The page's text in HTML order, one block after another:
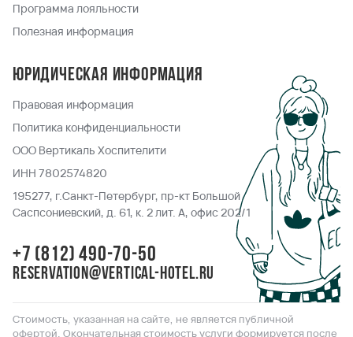
Программа лояльности
Полезная информация
Юридическая информация
Правовая информация
Политика конфиденциальности
ООО Вертикаль Хоспителити
ИНН 7802574820
195277, г.Санкт-Петербург, пр-кт Большой
Саспсониевский, д. 61, к. 2 лит. А, офис 202/1
+7 (812) 490-70-50
reservation@vertical-hotel.ru
Стоимость, указанная на сайте, не является публичной
офертой. Окончательная стоимость услуги формируется после